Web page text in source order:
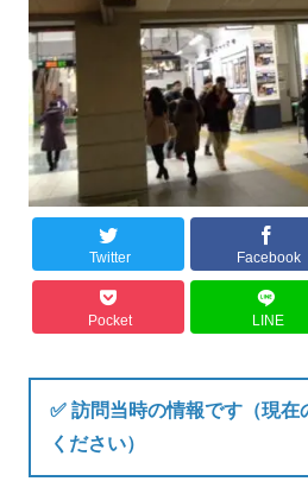
Twitter Facebook
Pocket LINE
✅ 訪問当時の情報です（現在
ください）